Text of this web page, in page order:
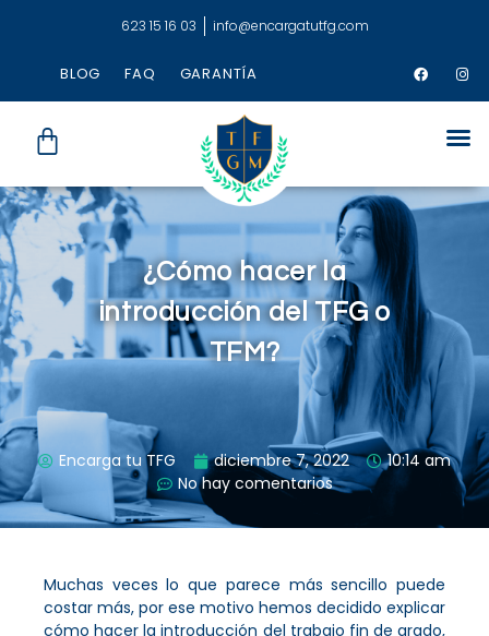
623 15 16 03 info@encargatutfg.com
BLOG FAQ GARANTÍA
¿Cómo hacer la
introducción del TFG o
TFM?
Encarga tu TFG diciembre 7, 2022
10:14 am
No hay comentarios
Muchas veces lo que parece más sencillo puede
costar más, por ese motivo hemos decidido explicar
cómo hacer la introducción del trabajo fin de grado,